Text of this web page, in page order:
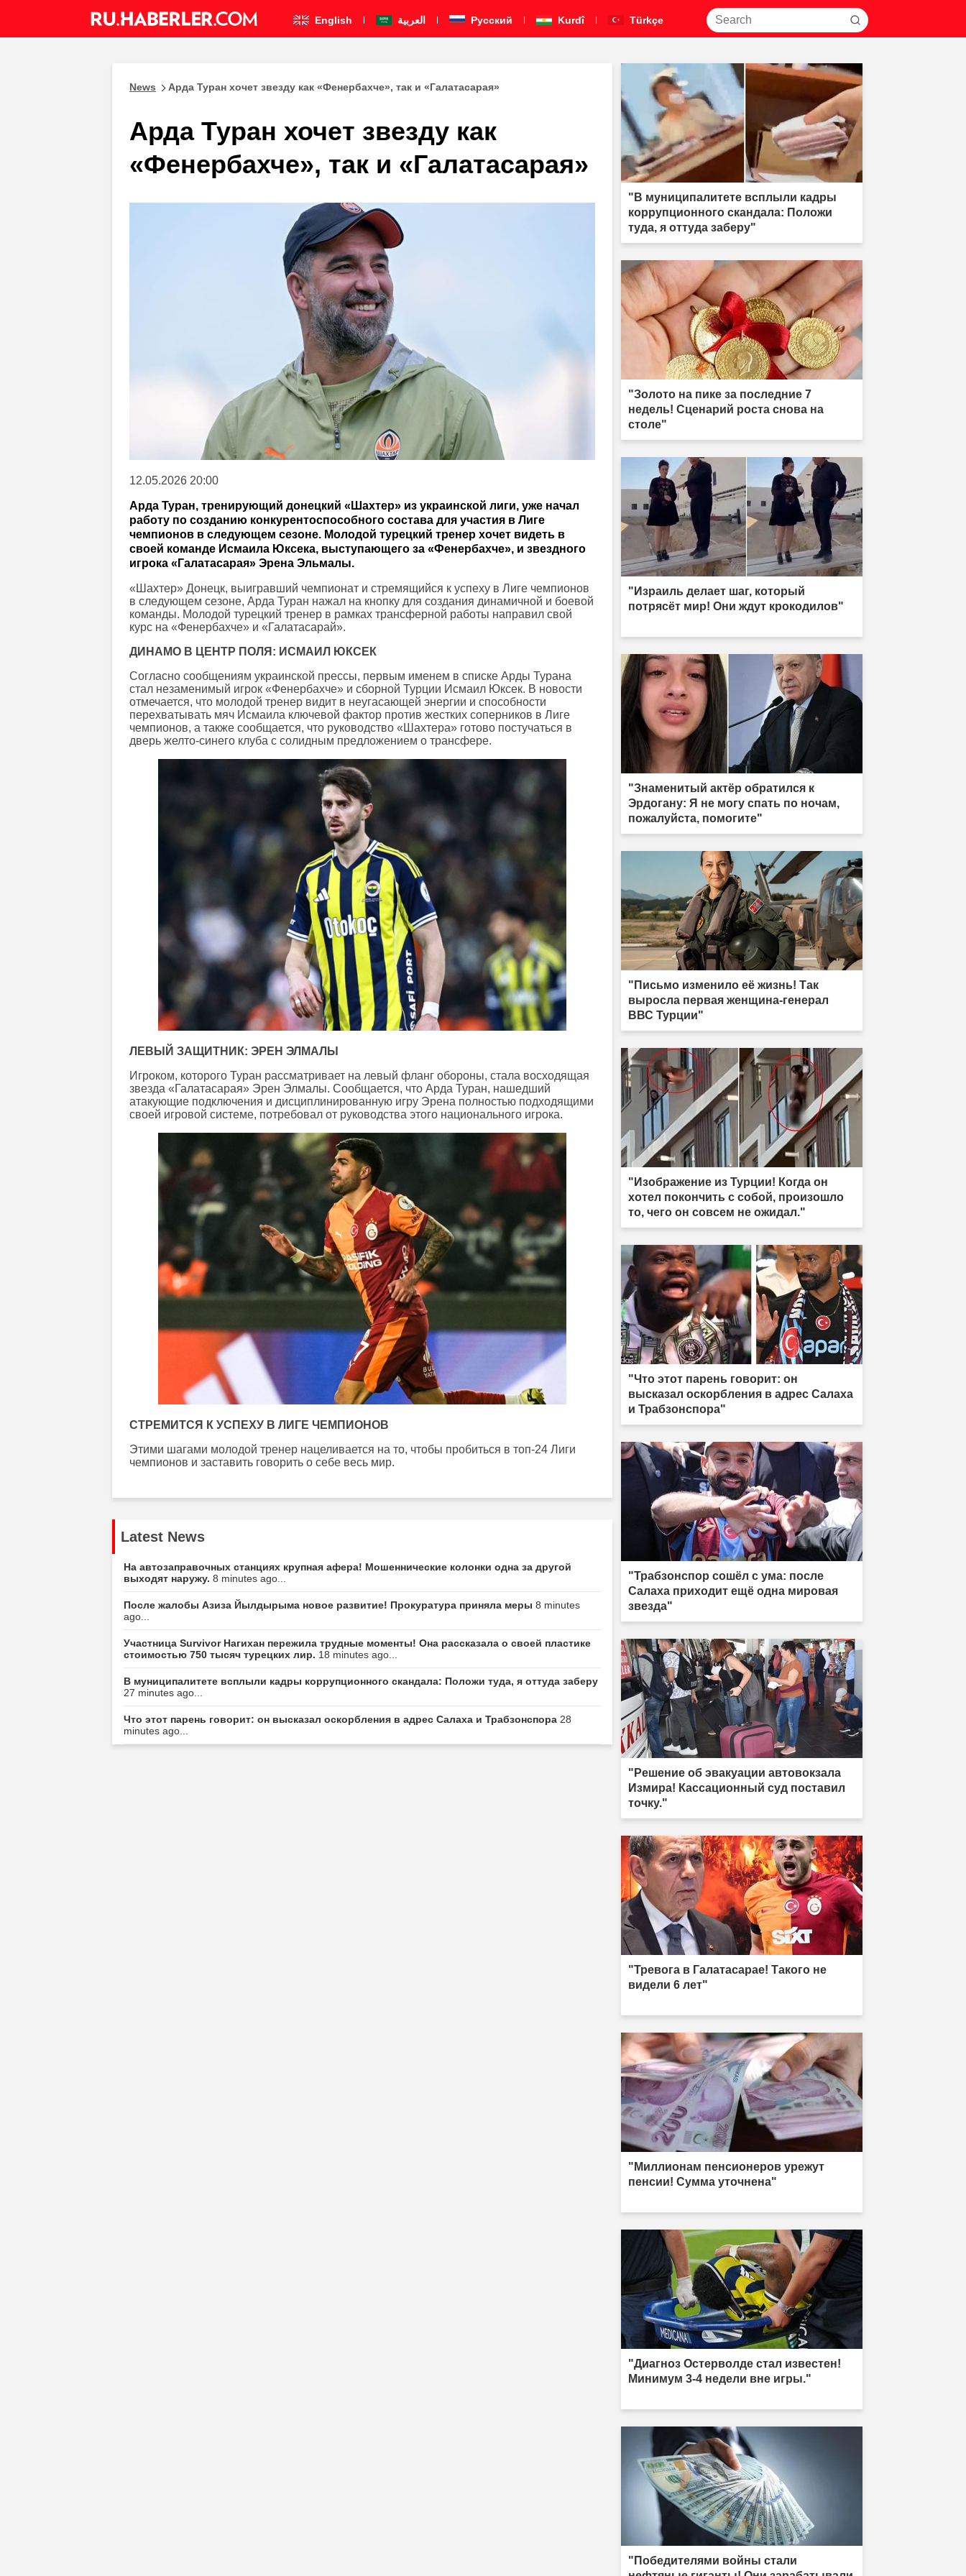
English العربية Pусский Kurdî Türkçe
News Арда Туран хочет звезду как «Фенербахче», так и «Галатасарая»
Арда Туран хочет звезду как
«Фенербахче», так и «Галатасарая»
12.05.2026 20:00
Арда Туран, тренирующий донецкий «Шахтер» из украинской лиги, уже начал
работу по созданию конкурентоспособного состава для участия в Лиге
чемпионов в следующем сезоне. Молодой турецкий тренер хочет видеть в
своей команде Исмаила Юксека, выступающего за «Фенербахче», и звездного
игрока «Галатасарая» Эрена Эльмалы.
«Шахтер» Донецк, выигравший чемпионат и стремящийся к успеху в Лиге чемпионов
в следующем сезоне, Арда Туран нажал на кнопку для создания динамичной и боевой
команды. Молодой турецкий тренер в рамках трансферной работы направил свой
курс на «Фенербахче» и «Галатасарай».
ДИНАМО В ЦЕНТР ПОЛЯ: ИСМАИЛ ЮКСЕК
Согласно сообщениям украинской прессы, первым именем в списке Арды Турана
стал незаменимый игрок «Фенербахче» и сборной Турции Исмаил Юксек. В новости
отмечается, что молодой тренер видит в неугасающей энергии и способности
перехватывать мяч Исмаила ключевой фактор против жестких соперников в Лиге
чемпионов, а также сообщается, что руководство «Шахтера» готово постучаться в
дверь желто-синего клуба с солидным предложением о трансфере.
ЛЕВЫЙ ЗАЩИТНИК: ЭРЕН ЭЛМАЛЫ
Игроком, которого Туран рассматривает на левый фланг обороны, стала восходящая
звезда «Галатасарая» Эрен Элмалы. Сообщается, что Арда Туран, нашедший
атакующие подключения и дисциплинированную игру Эрена полностью подходящими
своей игровой системе, потребовал от руководства этого национального игрока.
СТРЕМИТСЯ К УСПЕХУ В ЛИГЕ ЧЕМПИОНОВ
Этими шагами молодой тренер нацеливается на то, чтобы пробиться в топ-24 Лиги
чемпионов и заставить говорить о себе весь мир.
Latest News
На автозаправочных станциях крупная афера! Мошеннические колонки одна за другой
выходят наружу. 8 minutes ago...
После жалобы Азиза Йылдырыма новое развитие! Прокуратура приняла меры 8 minutes
ago...
Участница Survivor Нагихан пережила трудные моменты! Она рассказала о своей пластике
стоимостью 750 тысяч турецких лир. 18 minutes ago...
В муниципалитете всплыли кадры коррупционного скандала: Положи туда, я оттуда заберу
27 minutes ago...
Что этот парень говорит: он высказал оскорбления в адрес Салаха и Трабзонспора 28
minutes ago...
"В муниципалитете всплыли кадры
коррупционного скандала: Положи
туда, я оттуда заберу"
"Золото на пике за последние 7
недель! Сценарий роста снова на
столе"
"Израиль делает шаг, который
потрясёт мир! Они ждут крокодилов"
"Знаменитый актёр обратился к
Эрдогану: Я не могу спать по ночам,
пожалуйста, помогите"
"Письмо изменило её жизнь! Так
выросла первая женщина-генерал
ВВС Турции"
"Изображение из Турции! Когда он
хотел покончить с собой, произошло
то, чего он совсем не ожидал."
"Что этот парень говорит: он
высказал оскорбления в адрес Салаха
и Трабзонспора"
"Трабзонспор сошёл с ума: после
Салаха приходит ещё одна мировая
звезда"
"Решение об эвакуации автовокзала
Измира! Кассационный суд поставил
точку."
"Тревога в Галатасарае! Такого не
видели 6 лет"
"Миллионам пенсионеров урежут
пенсии! Сумма уточнена"
"Диагноз Остерволде стал известен!
Минимум 3-4 недели вне игры."
"Победителями войны стали